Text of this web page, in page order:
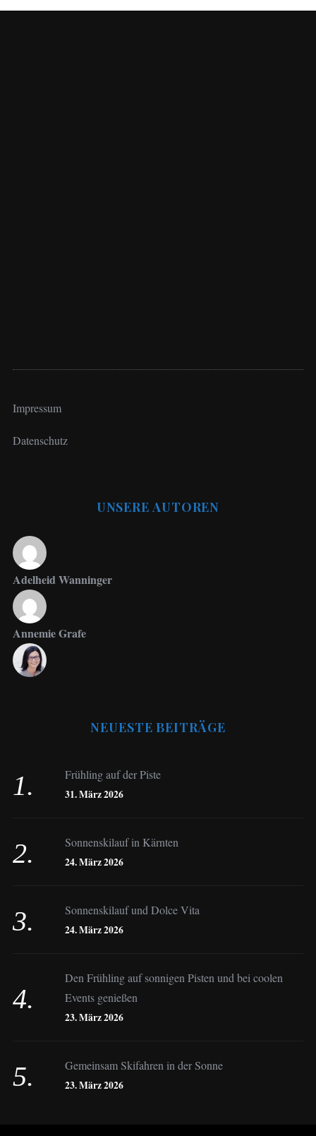
Impressum
Datenschutz
UNSERE AUTOREN
Adelheid Wanninger
Annemie Grafe
Birgit Werner
Christoph Schrahe
Derk Hoberg
Dominique Schroller
NEUESTE BEITRÄGE
Frühling auf der Piste
31. März 2026
Sonnenskilauf in Kärnten
24. März 2026
Sonnenskilauf und Dolce Vita
24. März 2026
Den Frühling auf sonnigen Pisten und bei coolen
Events genießen
23. März 2026
Gemeinsam Skifahren in der Sonne
23. März 2026